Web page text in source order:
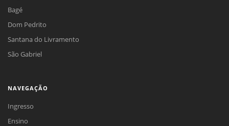
Bagé
Dom Pedrito
Santana do Livramento
São Gabriel
NAVEGAÇÃO
Ingresso
Ensino